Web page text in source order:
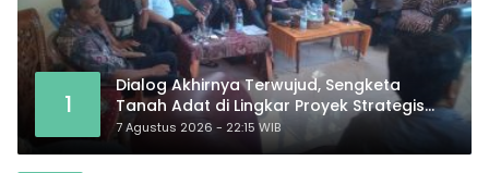
1
Dialog Akhirnya Terwujud, Sengketa
Tanah Adat di Lingkar Proyek Strategis
Nasional Memasuki Babak Baru
7 Agustus 2026 - 22:15 WIB